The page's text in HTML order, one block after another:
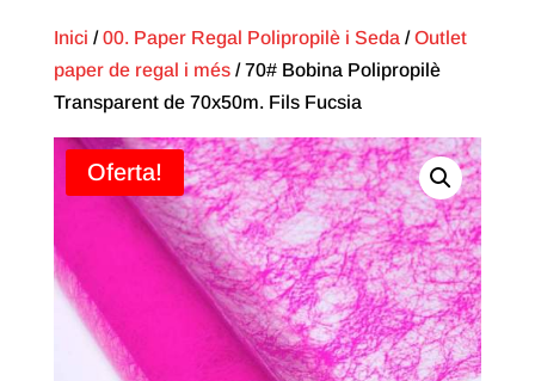
Inici /00. Paper Regal Polipropilè i Seda /Outlet
paper de regal i més/ 70# Bobina Polipropilè
Transparent de 70x50m. Fils Fucsia
Oferta!